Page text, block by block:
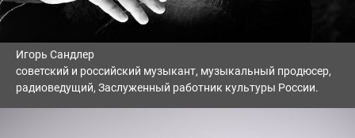
Игорь Сандлер
советский и российский музыкант, музыкальный продюсер,
радиоведущий, Заслуженный работник культуры России.